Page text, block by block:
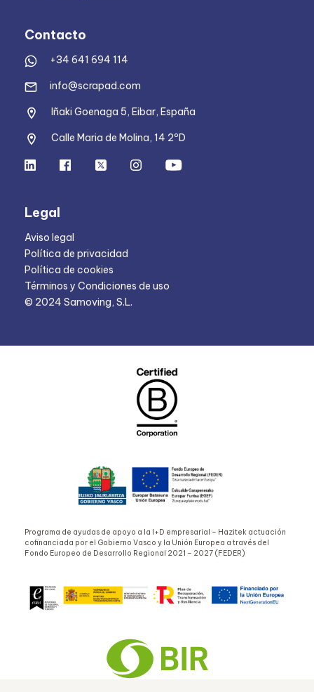
Contacto
+34 641 694 114
info@scrapad.com
Iñaki Goenaga 5, Eibar, España
Calle Maria de Molina, 14 2ºD
Legal
Aviso legal
Política de privacidad
Política de cookies
Términos y Condiciones de uso
© 2024 Samoving, S.L.
Programa de ayudas de apoyo a la I+D empresarial – Hazitek actuación
cofinanciada por el Gobierno Vasco y la Unión Europea a través del
Fondo Europeo de Desarrollo Regional 2021 – 2027 (FEDER)